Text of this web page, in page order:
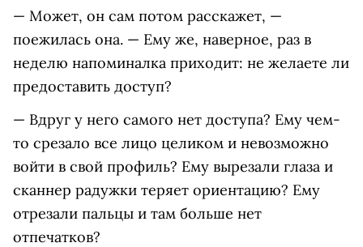
— Может, он сам потом расскажет, —
поежилась она. — Ему же, наверное, раз в
неделю напоминалка приходит: не желаете ли
предоставить доступ?
— Вдруг у него самого нет доступа? Ему чем-
то срезало все лицо целиком и невозможно
войти в свой профиль? Ему вырезали глаза и
сканнер радужки теряет ориентацию? Ему
отрезали пальцы и там больше нет
отпечатков?